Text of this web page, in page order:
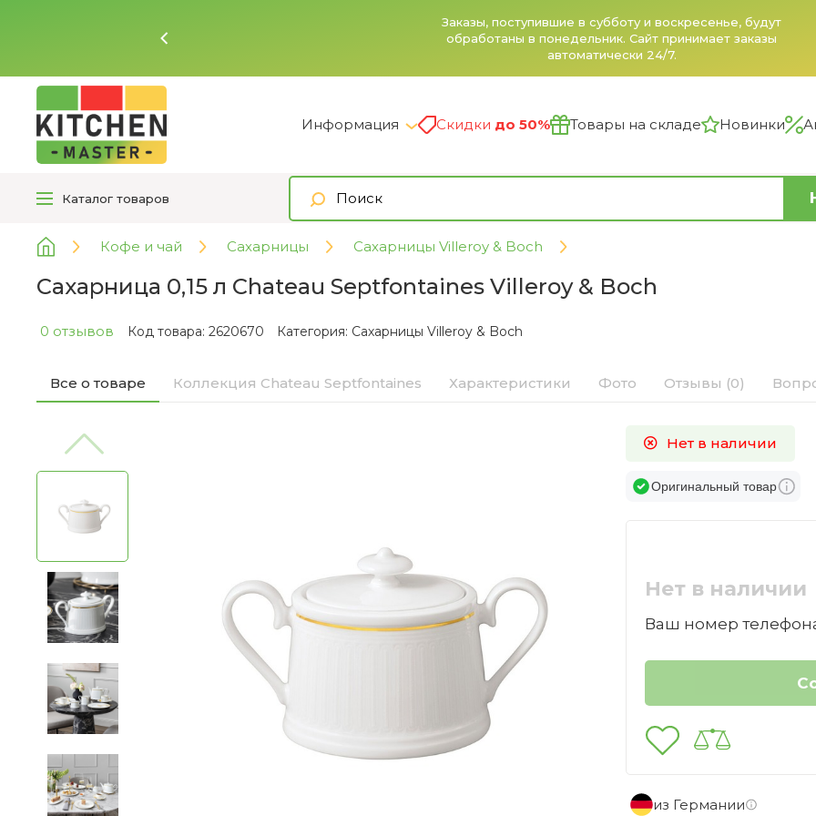
Заказы, поступившие в субботу и воскресенье, будут
обработаны в понедельник. Сайт принимает заказы
автоматически 24/7.
Информация Скидки до 50% Товары на складе Новинки
Каталог товаров
Кофе и чай Сахарницы Сахарницы Villeroy & Boch
Сахарница 0,15 л Chateau Septfontaines Villeroy & Boch
0 отзывов Код товара: 2620670 Категория: Сахарницы Villeroy & Boch
Все о товаре Коллекция Chateau Septfontaines Характеристики Фото Отзывы (0)
Нет в наличии
Оригинальный товар
Нет в наличии
Ваш номер
из Германии